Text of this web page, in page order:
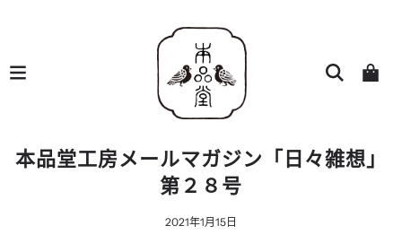
本品堂工房メールマガジン「日々雑想」
第２８号
2021年1月15日